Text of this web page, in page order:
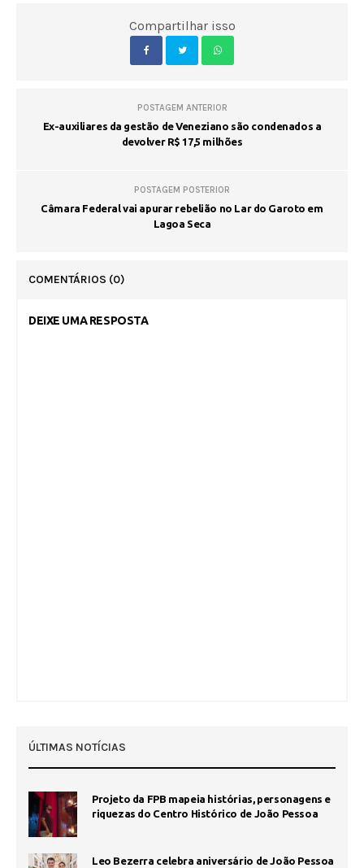
Compartilhar isso
POSTAGEM ANTERIOR
Ex-auxiliares da gestão de Veneziano são condenados a
devolver R$ 17,5 milhões
POSTAGEM POSTERIOR
Câmara Federal vai apurar rebelião no Lar do Garoto em
Lagoa Seca
COMENTÁRIOS (0)
DEIXE UMA RESPOSTA
ÚLTIMAS NOTÍCIAS
Projeto da FPB mapeia histórias, personagens e
riquezas do Centro Histórico de João Pessoa
Leo Bezerra celebra aniversário de João Pessoa